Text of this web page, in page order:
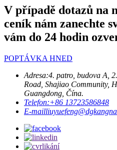
V případě dotazů na
ceník nám zanechte
vám do 24 hodin
POPTÁVKA HNED
Adresa:4. patro, budova A,
Road, Shajiao Community,
Guangdong, Čína.
Telefon:+86 13723586848
E-mail